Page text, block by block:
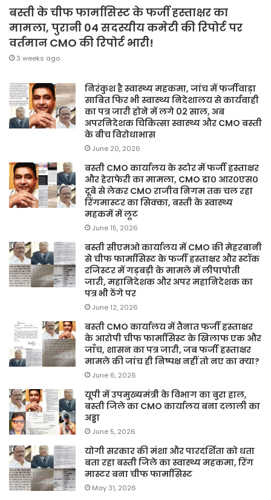
बस्ती के चीफ फार्मासिस्ट के फर्जी हस्ताक्षर का
मामला, पुरानी 04 सदस्यीय कमेटी की रिपोर्ट पर
वर्तमान CMO की रिपोर्ट भारी!
3 weeks ago
निरंकुश है स्वास्थ्य महकमा, जांच में फर्जीवाड़ा
साबित फिर भी स्वास्थ्य निदेशालय से कार्यवाही
का पत्र जारी होने में लगे 02 साल, अब
अपरनिदेशक चिकित्सा स्वास्थ्य और CMO बस्ती
के बीच विरोधाभास
June 20, 2026
बस्ती CMO कार्यालय के स्टोर में फर्जी हस्ताक्षर
और हेराफेरी का मामला, CMO डा० आर०एस०
दूबे से लेकर CMO राजीव निगम तक चल रहा
रिंगमास्टर का सिक्का, बस्ती के स्वास्थ्य
महकमें में लूट
June 15, 2026
बस्ती सीएमओ कार्यालय में CMO की मेहरबानी
से चीफ फार्मासिस्ट के फर्जी हस्ताक्षर और स्टॉक
रजिस्टर में गड़बड़ी के मामले में लीपापोती
जारी, महानिदेशक और अपर महानिदेशक का
पत्र भी ठेंगे पर
June 12, 2026
बस्ती CMO कार्यालय में तैनात फर्जी हस्ताक्षर
के आरोपी चीफ फार्मासिस्ट के खिलाफ एक और
जाँच, शासन का पत्र जारी, जब फर्जी हस्ताक्षर
मामले की जांच ही निष्पक्ष नहीं तो नए का क्या?
June 6, 2026
यूपी में उपमुख्यमंत्री के विभाग का बुरा हाल,
बस्ती जिले का CMO कार्यालय बना दलाली का
अड्डा
June 5, 2026
योगी सरकार की मंशा और पारदर्शिता को धता
बता रहा बस्ती जिले का स्वास्थ्य महकमा, रिंग
मास्टर बना चीफ फार्मासिस्ट
May 31, 2026